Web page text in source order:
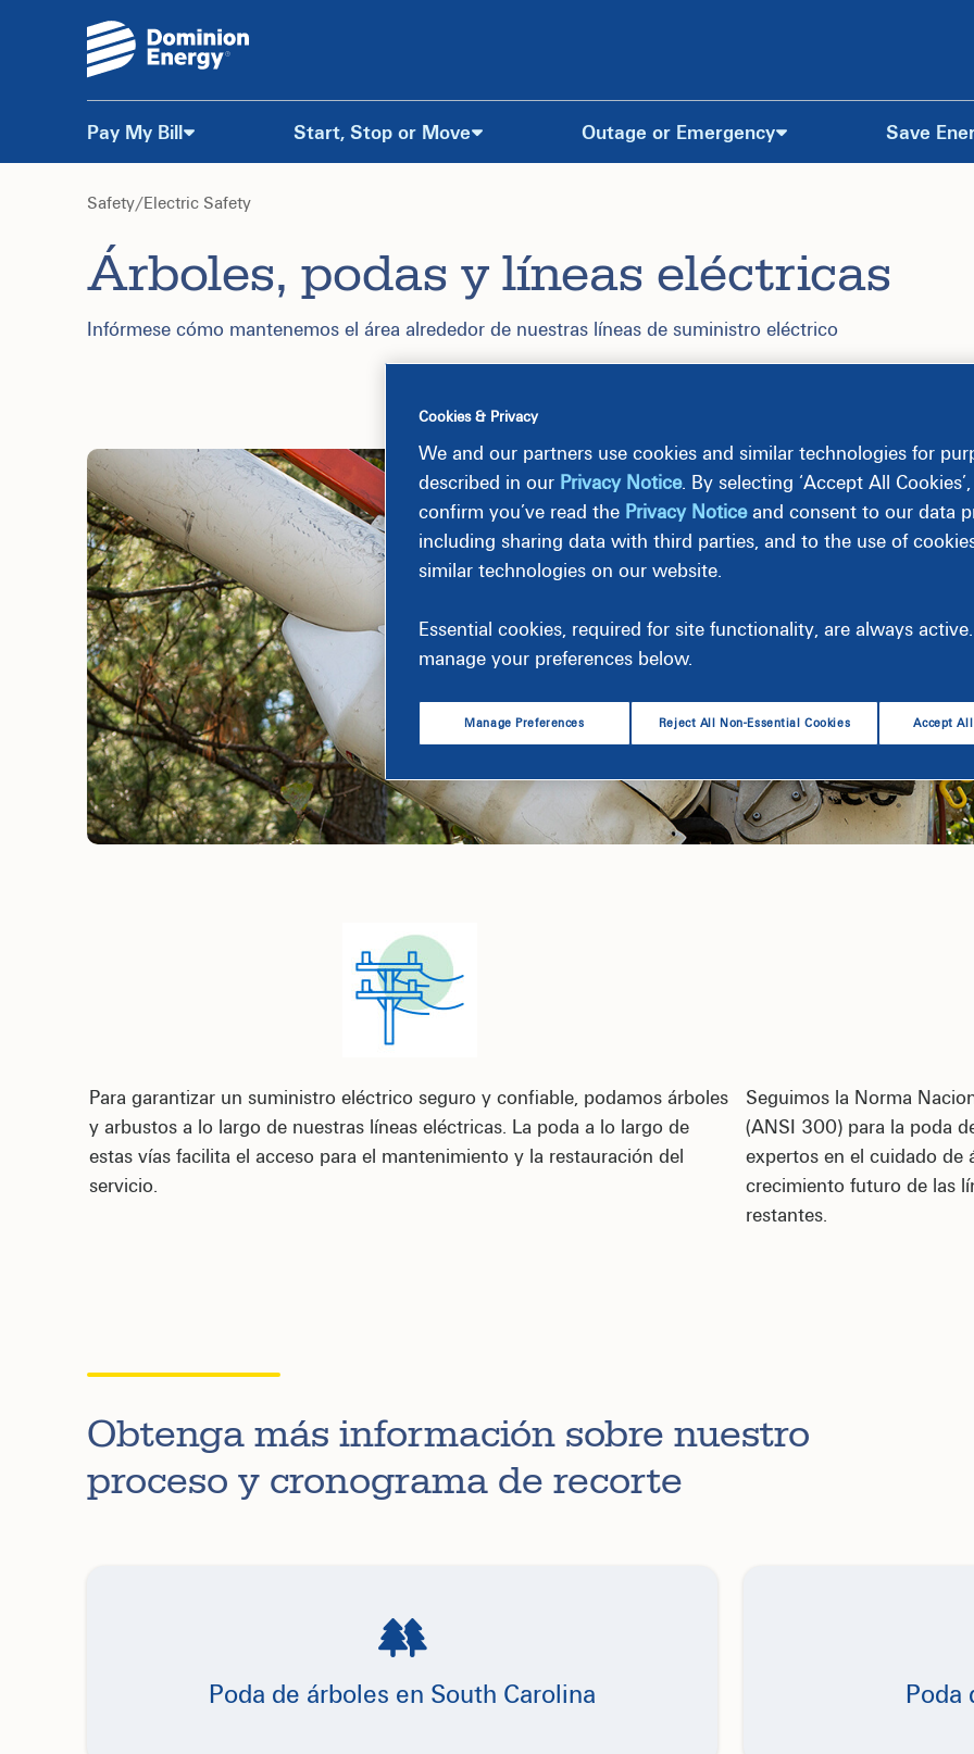
Skip
to
Content
Pay My Bill Start, Stop or Move Outage or Emergency Save
Safety/Electric Safety
Árboles, podas y líneas eléctricas
Infórmese cómo mantenemos el área alrededor de nuestras líneas de suministro eléctrico
Para garantizar un suministro eléctrico seguro y confiable, podamos árboles
y arbustos a lo largo de nuestras líneas eléctricas. La poda a lo largo de
estas vías facilita el acceso para el mantenimiento y la restauración del
servicio.
Seguimos la Norma
(ANSI 300) para la poda
expertos en el cuidado de
crecimiento futuro de las
restantes.
Obtenga más información sobre nuestro
proceso y cronograma de recorte
Poda de árboles en South Carolina Poda
Cookies & Privacy
We and our partners use cookies and similar technologies for
described in our Privacy Notice. By selecting ‘Accept All
confirm you’ve read the Privacy Noticeand consent to our data
including sharing data with third parties, and to the use of
similar technologies on our website.
Essential cookies, required for site functionality, are always
manage your preferences below.
Manage Preferences Reject All Non-Essential Cookies Accept